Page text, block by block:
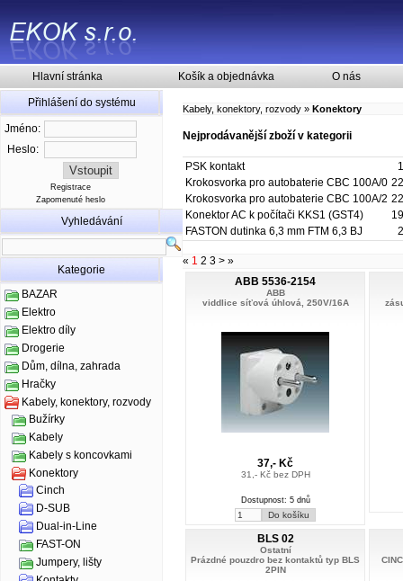
Hlavní stránka Košík a objednávka O nás
Přihlášení do systému
Jméno:
Heslo:
Registrace
Zapomenuté heslo
Vyhledávání
Kategorie
BAZAR
Elektro
Elektro díly
Drogerie
Dům, dílna, zahrada
Hračky
Kabely, konektory, rozvody
Bužírky
Kabely
Kabely s koncovkami
Konektory
Cinch
D-SUB
Dual-in-Line
FAST-ON
Jumpery, lišty
Kabely, konektory, rozvody » Konektory
Nejprodávanější zboží v kategorii
PSK kontakt
Krokosvorka pro autobaterie CBC 100A/0
Krokosvorka pro autobaterie CBC 100A/2
Konektor AC k počítači KKS1 (GST4)
FASTON dutinka 6,3 mm FTM 6,3 BJ
« 1 2 3 > »
ABB 5536-2154
ABB
viddlice síťová úhlová, 250V/16A
37,- Kč
31,- Kč bez DPH
Dostupnost: 5 dnů
BLS 02
Ostatní
Prázdné pouzdro bez kontaktů typ BLS
2PIN